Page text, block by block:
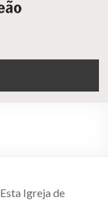
Esta Igreja de